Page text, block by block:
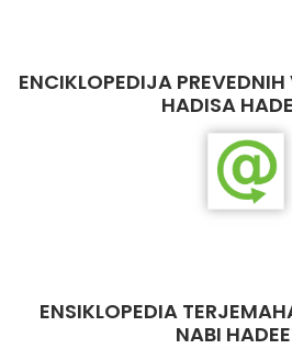
ENCIKLOPEDIJA
HADISA
ENSIKLOPEDIA
NABI